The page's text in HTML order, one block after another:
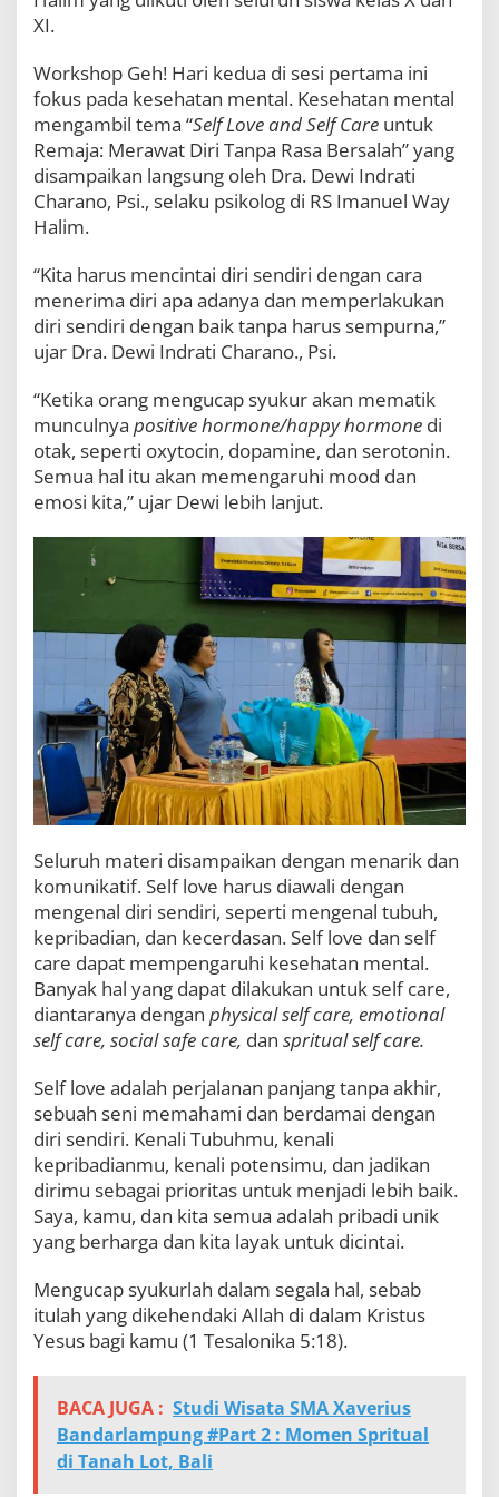
o
h
o
p
G
e
h
!
r
K
e
a
S
e
s
i
r
a
m
a
S
e
f
L
v
e
a
d
S
e
l
f
C
a
r
e
XI.
Workshop Geh! Hari kedua di sesi pertama ini
fokus pada kesehatan mental. Kesehatan mental
mengambil tema “Self Love and Self Care untuk
Remaja: Merawat Diri Tanpa Rasa Bersalah” yang
disampaikan langsung oleh Dra. Dewi Indrati
Charano, Psi., selaku psikolog di RS Imanuel Way
Halim.
“Kita harus mencintai diri sendiri dengan cara
menerima diri apa adanya dan memperlakukan
diri sendiri dengan baik tanpa harus sempurna,”
ujar Dra. Dewi Indrati Charano., Psi.
“Ketika orang mengucap syukur akan mematik
munculnya positive hormone/happy hormone di
otak, seperti oxytocin, dopamine, dan serotonin.
Semua hal itu akan memengaruhi mood dan
emosi kita,” ujar Dewi lebih lanjut.
Seluruh materi disampaikan dengan menarik dan
komunikatif. Self love harus diawali dengan
mengenal diri sendiri, seperti mengenal tubuh,
kepribadian, dan kecerdasan. Self love dan self
care dapat mempengaruhi kesehatan mental.
Banyak hal yang dapat dilakukan untuk self care,
diantaranya dengan physical self care, emotional
self care, social safe care, dan spritual self care.
Self love adalah perjalanan panjang tanpa akhir,
sebuah seni memahami dan berdamai dengan
diri sendiri. Kenali Tubuhmu, kenali
kepribadianmu, kenali potensimu, dan jadikan
dirimu sebagai prioritas untuk menjadi lebih baik.
Saya, kamu, dan kita semua adalah pribadi unik
yang berharga dan kita layak untuk dicintai.
Mengucap syukurlah dalam segala hal, sebab
itulah yang dikehendaki Allah di dalam Kristus
Yesus bagi kamu (1 Tesalonika 5:18).
BACA JUGA : Studi Wisata SMA Xaverius
Bandarlampung #Part 2 : Momen Spritual
di Tanah Lot, Bali